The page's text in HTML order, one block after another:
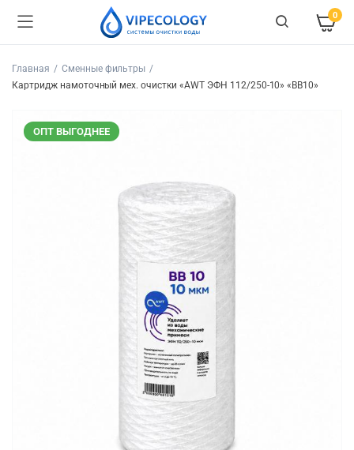
0
Главная
Сменные фильтры
Картридж намоточный мех. очистки «AWT ЭФН 112/250-10» «BB10»
ОПТ ВЫГОДНЕЕ